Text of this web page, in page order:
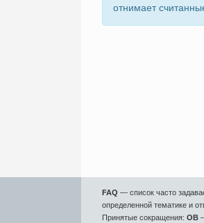
отнимает
FAQ — список часто
определенной тематике и
Принятые сокращения: ОВ